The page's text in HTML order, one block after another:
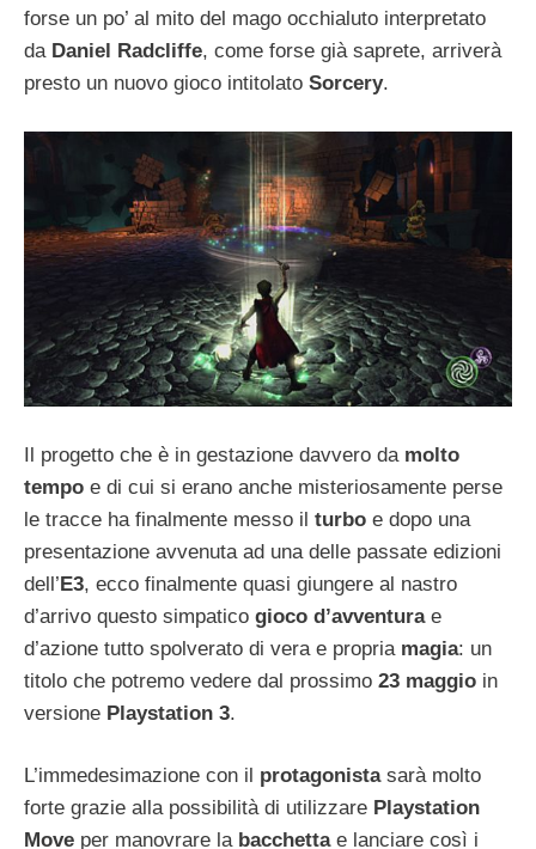
forse un po’ al mito del mago occhialuto interpretato
da Daniel Radcliffe, come forse già saprete, arriverà
presto un nuovo gioco intitolato Sorcery.
Il progetto che è in gestazione davvero da molto
tempo e di cui si erano anche misteriosamente perse
le tracce ha finalmente messo il turbo e dopo una
presentazione avvenuta ad una delle passate edizioni
dell’E3, ecco finalmente quasi giungere al nastro
d’arrivo questo simpatico gioco d’avventurae
d’azione tutto spolverato di vera e propria magia: un
titolo che potremo vedere dal prossimo 23 maggio in
versione Playstation 3.
L’immedesimazione con il protagonista sarà molto
forte grazie alla possibilità di utilizzare Playstation
Move per manovrare la bacchetta e lanciare così i